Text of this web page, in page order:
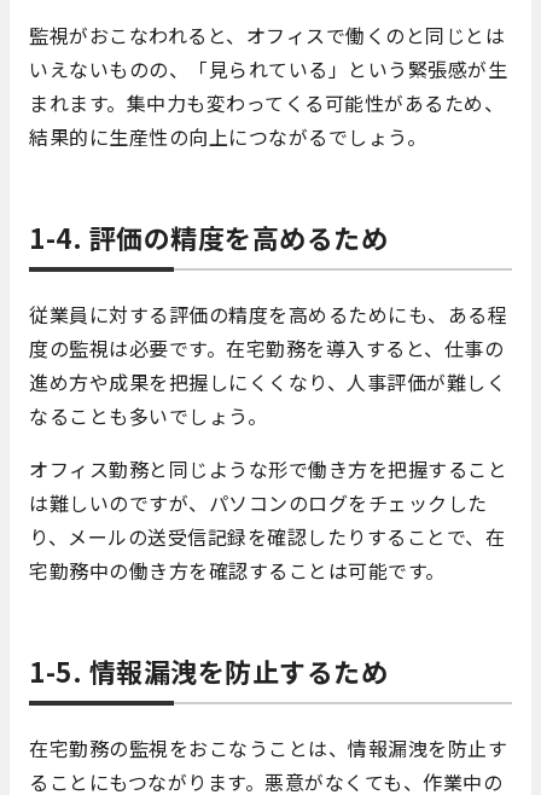
監視がおこなわれると、オフィスで働くのと同じとは
いえないものの、「見られている」という緊張感が生
まれます。集中力も変わってくる可能性があるため、
結果的に生産性の向上につながるでしょう。
1-4. 評価の精度を高めるため
従業員に対する評価の精度を高めるためにも、ある程
度の監視は必要です。在宅勤務を導入すると、仕事の
進め方や成果を把握しにくくなり、人事評価が難しく
なることも多いでしょう。
オフィス勤務と同じような形で働き方を把握すること
は難しいのですが、パソコンのログをチェックした
り、メールの送受信記録を確認したりすることで、在
宅勤務中の働き方を確認することは可能です。
1-5. 情報漏洩を防止するため
在宅勤務の監視をおこなうことは、情報漏洩を防止す
ることにもつながります。悪意がなくても、作業中の